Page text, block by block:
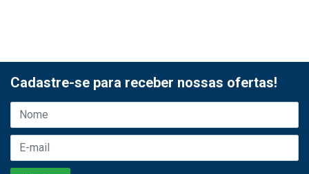
Cadastre-se para receber nossas ofertas!